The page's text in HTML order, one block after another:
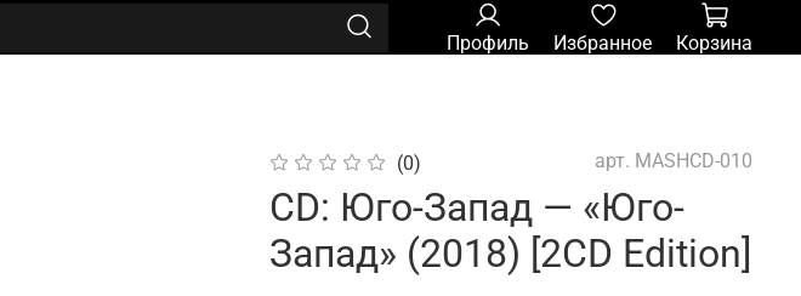
Профиль Избранное
Корзина
(0) арт. MASHCD-010
CD: Юго-Запад — «Юго-
Запад» (2018) [2CD Edition]